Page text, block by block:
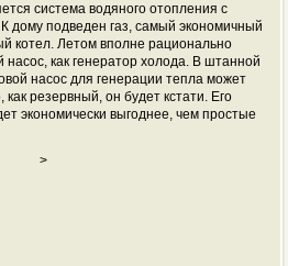
система водяного отопления с
дому подведен газ, самый экономичный
котел. Летом вполне рационально
насос, как генератор холода. В штанной
насос для генерации тепла может
резервный, он будет кстати. Его
экономически выгоднее, чем простые
>